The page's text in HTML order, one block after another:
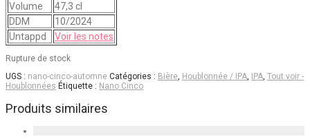
Volume
47,3 cl
DDM
10/2024
Untappd
Voir les notes
Rupture de stock
UGS : nano-cinco-automne Catégories : Bière, Houblonnée / IPA, IPA, Tout voir -
Houblonnées Étiquette : Nano Cinco
Produits similaires